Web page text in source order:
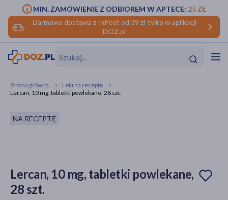
Darmowa dostawa z InPost od 39 zł tylko w aplikacji
DOZ.pl
MIN. ZAMÓWIENIE Z ODBIOREM W APTECE: 25 ZŁ
Hit
Hit
makijażu
Strona główna
Leki na receptę
Lercan, 10 mg, tabletki powlekane, 28 szt.
NA RECEPTĘ
Lercan, 10 mg, tabletki powlekane,
28 szt.